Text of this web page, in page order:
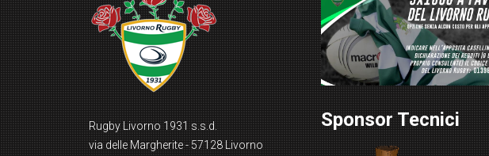
Rugby Livorno 1931 s.s.d.
via delle Margherite - 57128 Livorno
Sponsor Tecnici